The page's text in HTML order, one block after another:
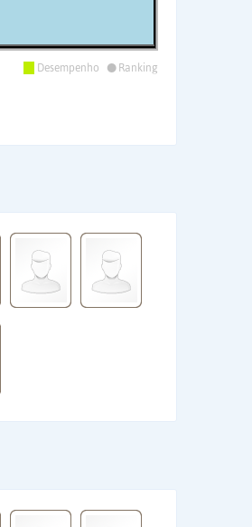
Desempenho •
Ranking